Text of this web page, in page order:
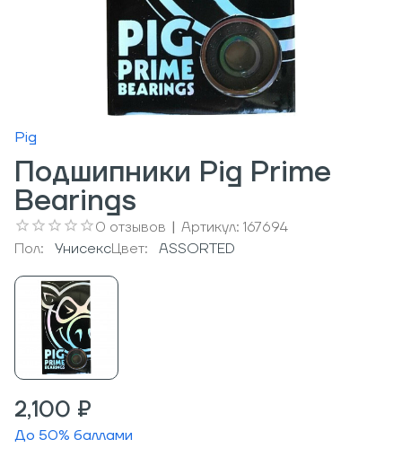
Pig
Подшипники Pig Prime
Bearings
0 отзывов | Артикул: 167694
Пол:
УнисексЦвет: ASSORTED
2,100 ₽
До 50% баллами